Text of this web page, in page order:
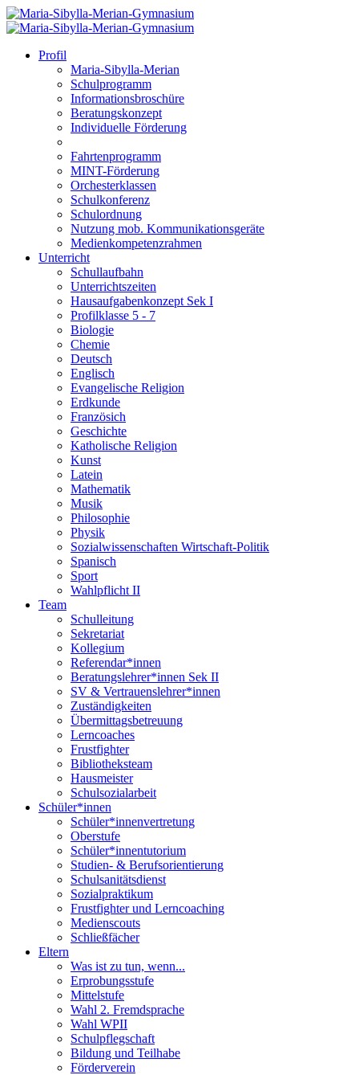
Profil
Maria-Sibylla-Merian
Schulprogramm
Informationsbroschüre
Beratungskonzept
Individuelle Förderung
Fahrtenprogramm
MINT-Förderung
Orchesterklassen
Schulkonferenz
Schulordnung
Nutzung mob. Kommunikationsgeräte
Medienkompetenzrahmen
Unterricht
Schullaufbahn
Unterrichtszeiten
Hausaufgabenkonzept Sek I
Profilklasse 5 - 7
Biologie
Chemie
Deutsch
Englisch
Evangelische Religion
Erdkunde
Französich
Geschichte
Katholische Religion
Kunst
Latein
Mathematik
Musik
Philosophie
Physik
Sozialwissenschaften Wirtschaft-Politik
Spanisch
Sport
Wahlpflicht II
Team
Schulleitung
Sekretariat
Kollegium
Referendar*innen
Beratungslehrer*innen Sek II
SV & Vertrauenslehrer*innen
Zuständigkeiten
Übermittagsbetreuung
Lerncoaches
Frustfighter
Bibliotheksteam
Hausmeister
Schulsozialarbeit
Schüler*innen
Schüler*innenvertretung
Oberstufe
Schüler*innentutorium
Studien- & Berufsorientierung
Schulsanitätsdienst
Sozialpraktikum
Frustfighter und Lerncoaching
Medienscouts
Schließfächer
Eltern
Was ist zu tun, wenn...
Erprobungsstufe
Mittelstufe
Wahl 2. Fremdsprache
Wahl WPII
Schulpflegschaft
Bildung und Teilhabe
Förderverein